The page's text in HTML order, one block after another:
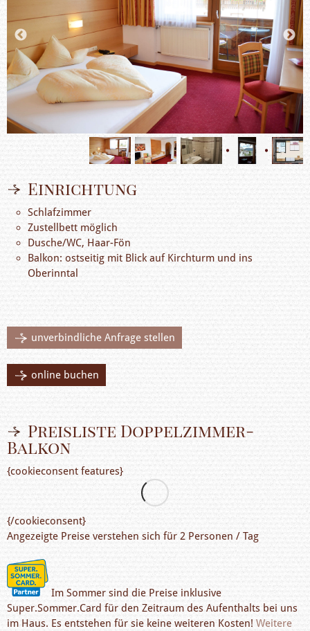
Einrichtung
Schlafzimmer
Zustellbett möglich
Dusche/WC, Haar-Fön
Balkon: ostseitig mit Blick auf Kirchturm und ins
Oberinntal
unverbindliche Anfrage stellen
online buchen
Preisliste Doppelzimmer-
Balkon
{cookieconsent features}
{/cookieconsent}
Angezeigte Preise verstehen sich für 2 Personen / Tag
Im Sommer sind die Preise inklusive
Super.Sommer.Card für den Zeitraum des Aufenthalts bei uns
im Haus. Es entstehen für sie keine weiteren Kosten! Weitere